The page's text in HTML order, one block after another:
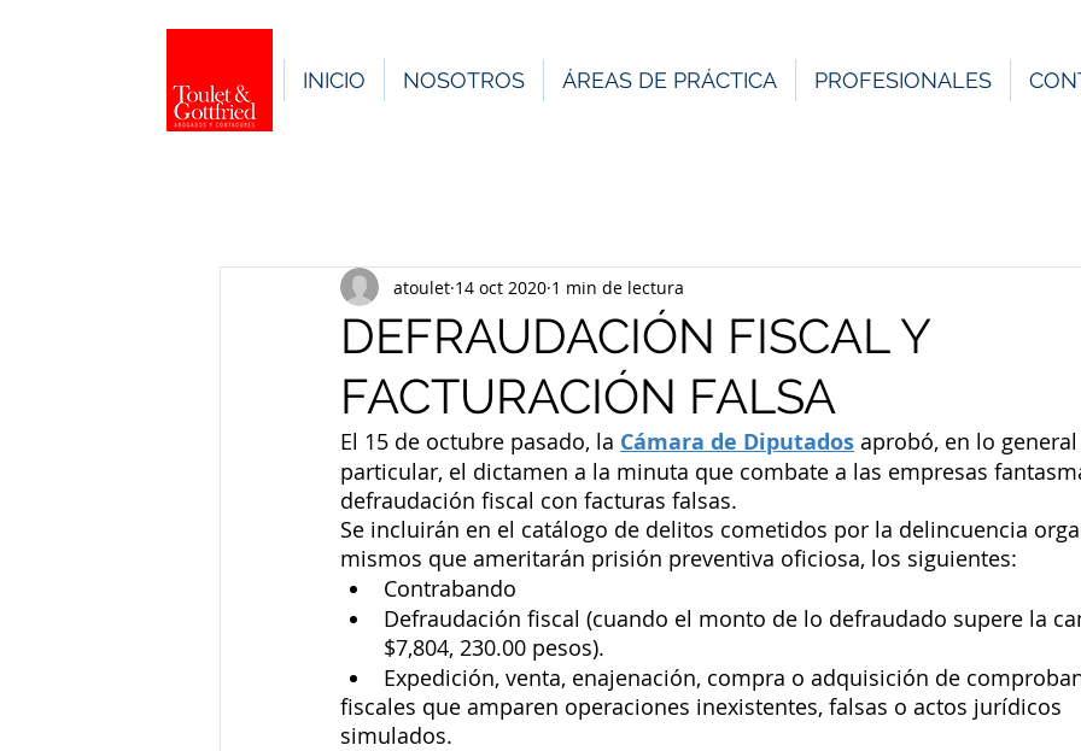
INICIO NOSOTROS ÁREAS DE PRÁCTICA PROFESIONALES
DEFRAUDACIÓN FISCAL Y
FACTURACIÓN FALSA
atoulet 14 oct 2020 1 min de lectura
El 15 de octubre pasado, la Cámara de Diputados aprobó, en lo
particular, el dictamen a la minuta que combate a las empresas
defraudación fiscal con facturas falsas.
Se incluirán en el catálogo de delitos cometidos por la delincuencia
mismos que ameritarán prisión preventiva oficiosa, los siguientes:
Contrabando
Defraudación fiscal (cuando el monto de lo defraudado supere la
$7,804, 230.00 pesos).
Expedición, venta, enajenación, compra o adquisición de
fiscales que amparen operaciones inexistentes, falsas o actos jurídicos
simulados.